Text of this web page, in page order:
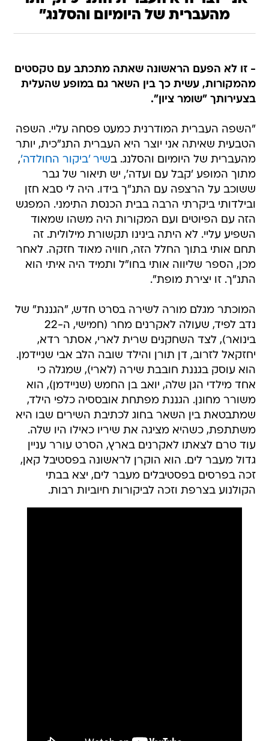
מהעברית של היומיום והסלנג"
- זו לא הפעם הראשונה שאתה מתכתב עם טקסטים
מהמקורות, עשית כך בין השאר גם במופע שהעלית
בצעירותך "שומר ציון".
"השפה העברית המודרנית כמעט פסחה עליי. השפה
הטבעית שאיתה אני יוצר היא העברית התנ"כית, יותר
מהעברית של היומיום והסלנג. בשיר 'ביקור החולדה',
מתוך המופע 'קבל עם ועדה', יש תיאור של גבר
ששוכב על הרצפה עם התנ"ך בידו. היה לי סבא חזן
ובילדותי ביקרתי הרבה בבית הכנסת התימני. המפגש
הזה עם הפיוטים ועם המקורות היה משהו שמאוד
השפיע עליי. לא היתה בינינו תקשורת מילולית. זה
תחם אותי בתוך החלל הזה, חוויה מאוד חזקה. לאחר
מכן, הספר שליווה אותי בחו"ל ותמיד היה איתי הוא
התנ"ך. זו יצירת מופת".
המוכתר מגלם מורה לשירה בסרט חדש, "הגננת" של
נדב לפיד, שעולה לאקרנים מחר (חמישי, ה-22
בינואר), לצד השחקנים שרית לארי, אסתר רדא,
יחזקאל לזרוב, דן תורן והילד שובה הלב אבי שניידמן.
הוא עוסק בגננת חובבת שירה (לארי), שמגלה כי
אחד מילדי הגן שלה, יואב בן החמש (שניידמן), הוא
משורר מחונן. הגננת מפתחת אובססיה כלפי הילד,
שמתבטאת בין השאר בחוג לכתיבת השירים שבו היא
משתתפת, כשהיא מציגה את שיריו כאילו היו שלה.
עוד טרם לצאתו לאקרנים בארץ, הסרט עורר עניין
גדול מעבר לים. הוא הוקרן לראשונה בפסטיבל קאן,
זכה בפרסים בפסטיבלים מעבר לים, יצא בבתי
הקולנוע בצרפת וזכה לביקורות חיוביות רבות.